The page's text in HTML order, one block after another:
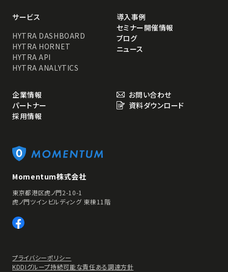
サービス
HYTRA DASHBOARD
HYTRA HORNET
HYTRA API
HYTRA ANALYTICS
導入事例
セミナー開催情報
ブログ
ニュース
企業情報
パートナー
採用情報
お問い合わせ
資料ダウンロード
Momentum株式会社
東京都港区虎ノ門2-10-1
虎ノ門ツインビルディング 東棟11階
プライバシーポリシー
KDDIグループ持続可能な責任ある調達方針